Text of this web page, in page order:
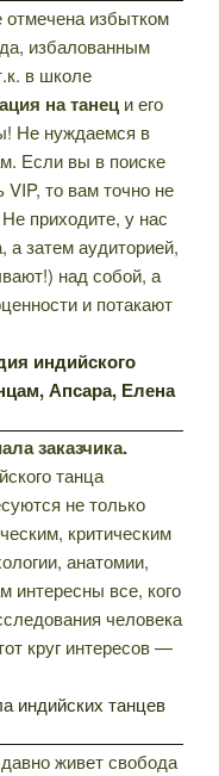
отмечена избытком
избалованным
в школе
на танец и его
Не нуждаемся в
Если вы в поиске
то вам точно не
приходите, у нас
а затем аудиторией,
над собой, а
и потакают
заказчика.
танца
не только
критическим
анатомии,
интересны все, кого
человека
круг интересов —
живет свобода